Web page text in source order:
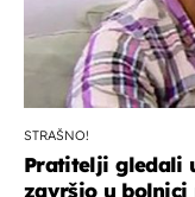
STRAŠNO!
Pratitelji gledali
završio u bolnici